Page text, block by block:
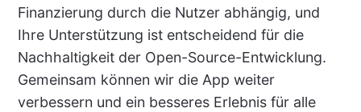
Finanzierung durch die Nutzer abhängig, und
Ihre Unterstützung ist entscheidend für die
Nachhaltigkeit der Open-Source-Entwicklung.
Gemeinsam können wir die App weiter
verbessern und ein besseres Erlebnis für alle